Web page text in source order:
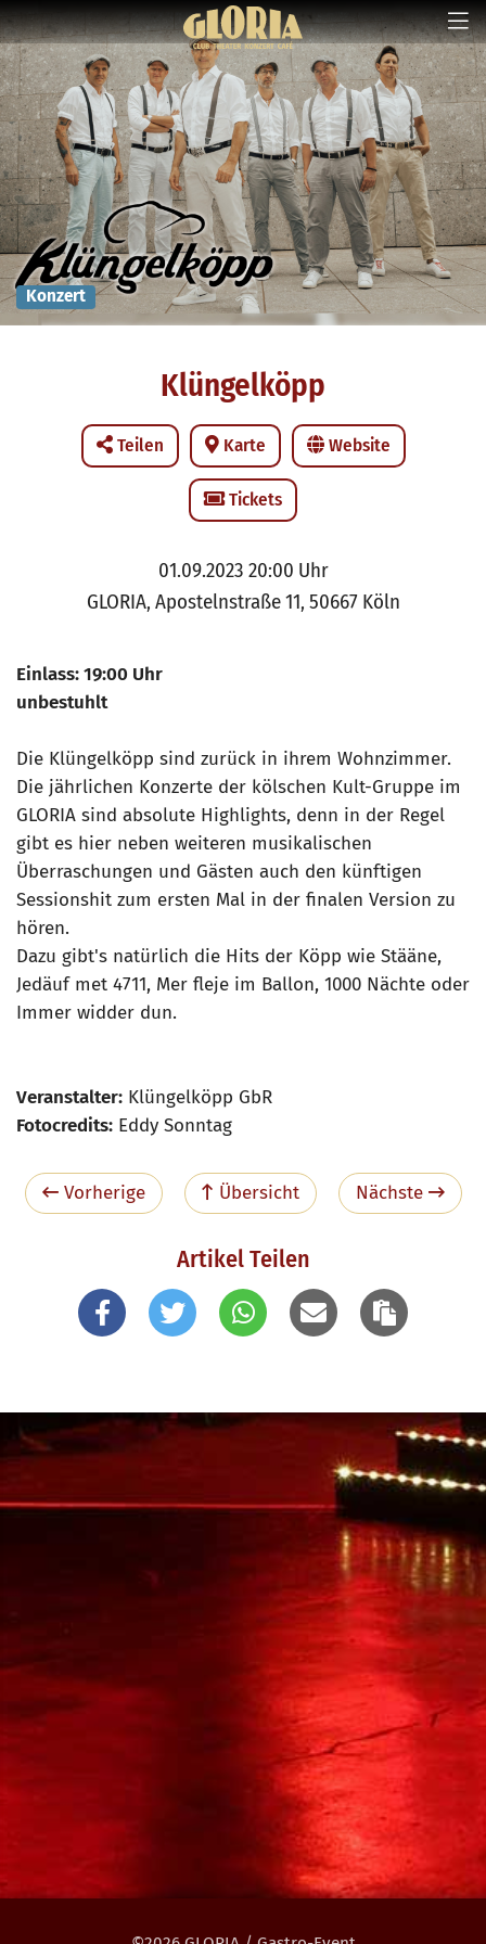
Konzert
Klüngelköpp
Teilen Karte Website
Tickets
01.09.2023 20:00 Uhr
GLORIA, Apostelnstraße 11, 50667 Köln
Einlass: 19:00 Uhr
unbestuhlt
Die Klüngelköpp sind zurück in ihrem Wohnzimmer.
Die jährlichen Konzerte der kölschen Kult-Gruppe im
GLORIA sind absolute Highlights, denn in der Regel
gibt es hier neben weiteren musikalischen
Überraschungen und Gästen auch den künftigen
Sessionshit zum ersten Mal in der finalen Version zu
hören.
Dazu gibt's natürlich die Hits der Köpp wie Stääne,
Jedäuf met 4711, Mer fleje im Ballon, 1000 Nächte oder
Immer widder dun.
Veranstalter: Klüngelköpp GbR
Fotocredits: Eddy Sonntag
Vorherige Übersicht Nächste
Artikel Teilen